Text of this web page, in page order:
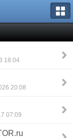
18:04
20:08
07:09